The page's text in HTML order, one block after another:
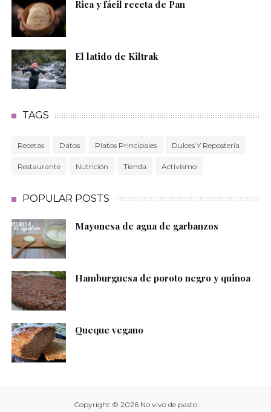
Rica y fácil receta de Pan
El latido de Kiltrak
TAGS
Recetas Datos Platos Principales Dulces Y Repostería
Restaurante Nutrición Tienda Activismo
POPULAR POSTS
Mayonesa de agua de garbanzos
Hamburguesa de poroto negro y quinoa
Queque vegano
Copyright © 2026 No vivo de pasto